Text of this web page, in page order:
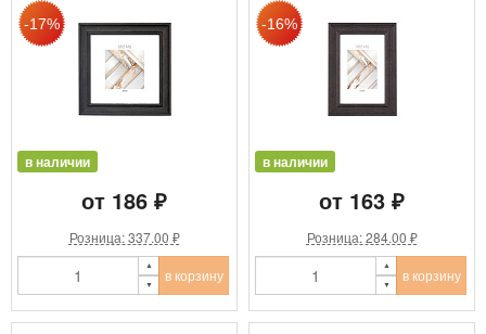
в наличии
от 186 ₽
Розница: 337.00 ₽
в корзину
в наличии
от 163 ₽
Розница: 284.00 ₽
в корзину